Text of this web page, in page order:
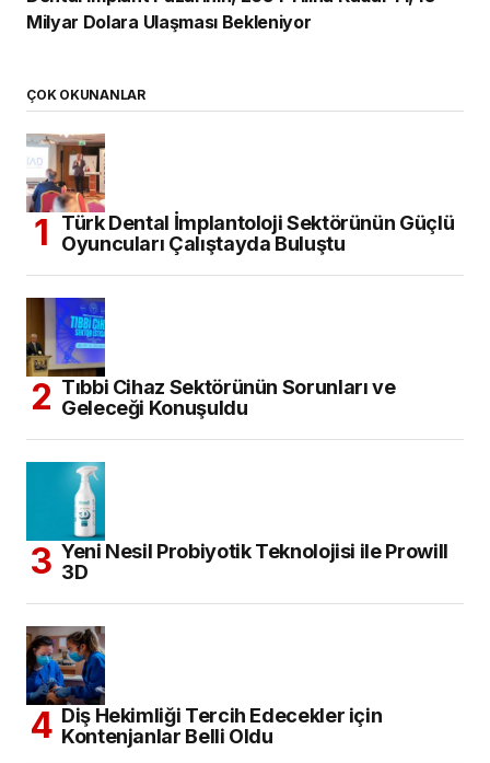
Milyar Dolara Ulaşması Bekleniyor
ÇOK OKUNANLAR
Türk Dental İmplantoloji Sektörünün Güçlü
Oyuncuları Çalıştayda Buluştu
Tıbbi Cihaz Sektörünün Sorunları ve
Geleceği Konuşuldu
Yeni Nesil Probiyotik Teknolojisi ile Prowill
3D
Diş Hekimliği Tercih Edecekler için
Kontenjanlar Belli Oldu